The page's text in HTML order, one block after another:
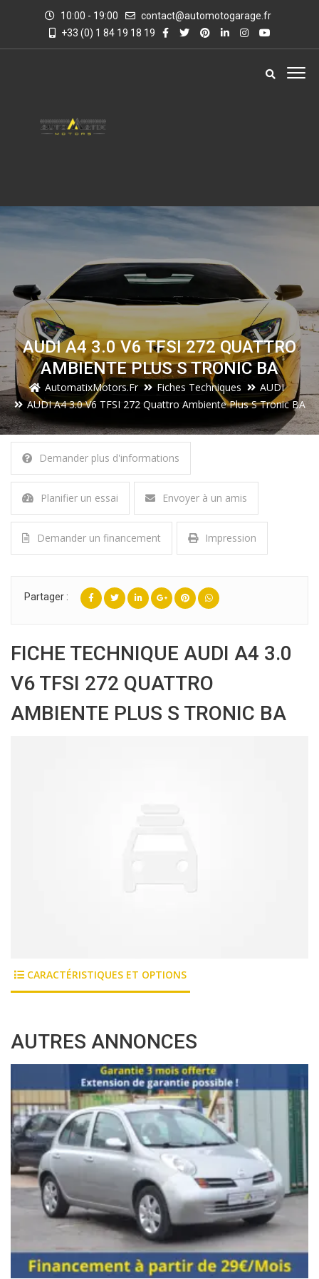
10:00 - 19:00
contact@automotogarage.fr
+33 (0) 1 84 19 18 19
AUDI A4 3.0 V6 TFSI 272 QUATTRO
AMBIENTE PLUS S TRONIC BA
AutomatixMotors.fr Fiches Techniques
AUDI
AUDI A4 3.0 V6 TFSI 272 Quattro Ambiente Plus S Tronic BA
Demander plus d'informations
Planifier un essai Envoyer à un amis
Demander un financement Impression
Partager :
FICHE TECHNIQUE AUDI A4 3.0
V6 TFSI 272 QUATTRO
AMBIENTE PLUS S TRONIC BA
CARACTÉRISTIQUES ET OPTIONS
AUTRES ANNONCES